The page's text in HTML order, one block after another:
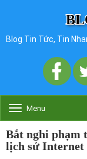
Blog Tin Tức, Tin
Menu
Bắt nghi phạm
lịch sử Internet